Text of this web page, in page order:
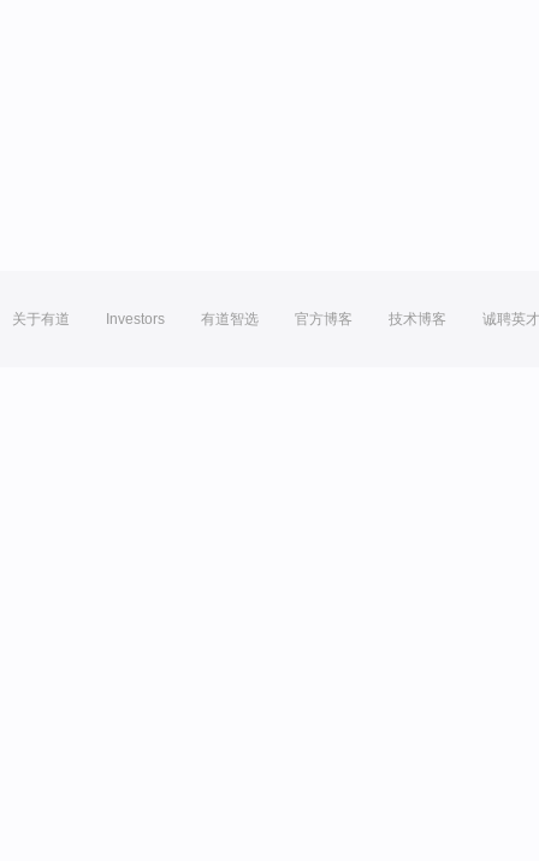
关于有道 Investors 有道智选 官方博客 技术博客 诚聘英才